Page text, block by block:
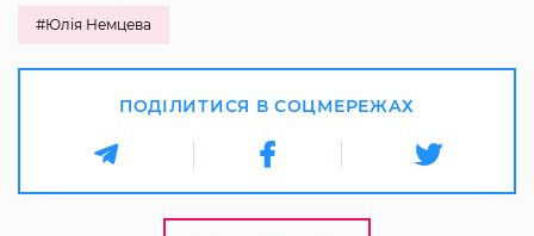
#Юлія Немцева
ПОДІЛИТИСЯ В СОЦМЕРЕЖАХ